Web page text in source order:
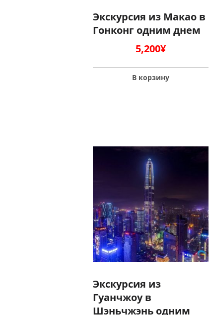
Экскурсия из Макао в
Гонконг одним днем
5,200¥
В корзину
Экскурсия из
Гуанчжоу в
Шэньчжэнь одним